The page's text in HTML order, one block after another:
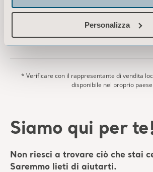
Personalizza
IT for Italy, Switzerland
* Verificare con il rappresentante di vendita
disponibile nel proprio
Siamo qui per
Non riesci a trovare ciò che stai
Saremmo lieti di aiutarti.